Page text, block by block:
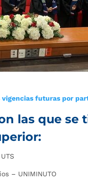
futuras por
las que
– UNIMINUTO